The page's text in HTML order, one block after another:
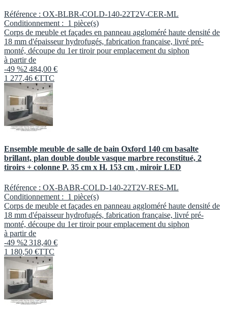
Référence : OX-BLBR-COLD-140-22T2V-CER-ML
Conditionnement : 1 pièce(s)
Corps de meuble et façades en panneau aggloméré haute densité de
18 mm d'épaisseur hydrofugés, fabrication française, livré pré-
monté, découpe du 1er tiroir pour emplacement du siphon
à partir de
-49 %2 484,00 €
1 277,46 €TTC
Ensemble meuble de salle de bain Oxford 140 cm basalte
brillant, plan double double vasque marbre reconstitué, 2
tiroirs + colonne P. 35 cm x H. 153 cm , miroir LED
Référence : OX-BABR-COLD-140-22T2V-RES-ML
Conditionnement : 1 pièce(s)
Corps de meuble et façades en panneau aggloméré haute densité de
18 mm d'épaisseur hydrofugés, fabrication française, livré pré-
monté, découpe du 1er tiroir pour emplacement du siphon
à partir de
-49 %2 318,40 €
1 180,50 €TTC